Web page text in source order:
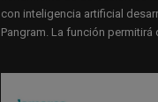
con inteligencia artificial
Pangram. La función permitirá